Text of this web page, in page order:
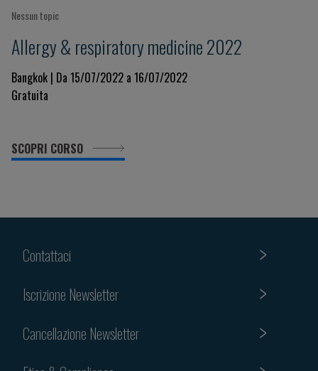
Nessun topic
Allergy & respiratory medicine 2022
Bangkok | Da 15/07/2022 a 16/07/2022
Gratuita
SCOPRI CORSO
Contattaci
Iscrizione Newsletter
Cancellazione Newsletter